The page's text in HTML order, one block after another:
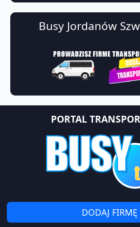
Busy Jordanów
PORTAL
DODAJ FIRMĘ